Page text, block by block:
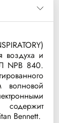
воздуха и
NPB 840.
волновой
Bennett.